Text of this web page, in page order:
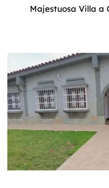
Majestuosa Villa a
brilla todo el año,
acarician la arena
mar turquesa se
el infinito?
presentarle la
de Isla Margarita:
majestuosa villa a
mar […]